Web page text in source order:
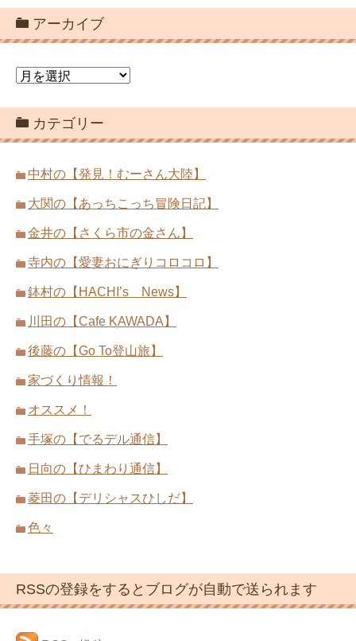
アーカイブ
ア
カ
イ
ブ
カテゴリー
中村の【発見！むーさん大陸】
大関の【あっちこっち冒険日記】
金井の【さくら市の金さん】
寺内の【愛妻おにぎりコロコロ】
鉢村の【HACHI’s News】
川田の【Cafe KAWADA】
後藤の【Go To登山旅】
家づくり情報！
オススメ！
手塚の【でるデル通信】
日向の【ひまわり通信】
菱田の【デリシャスひしだ】
色々
RSSの登録をするとブログが自動で送られます